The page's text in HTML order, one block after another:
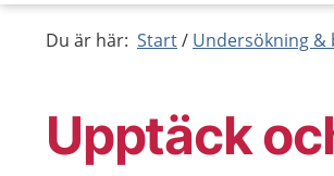
Du är här: Start Undersökning &
Upptäck